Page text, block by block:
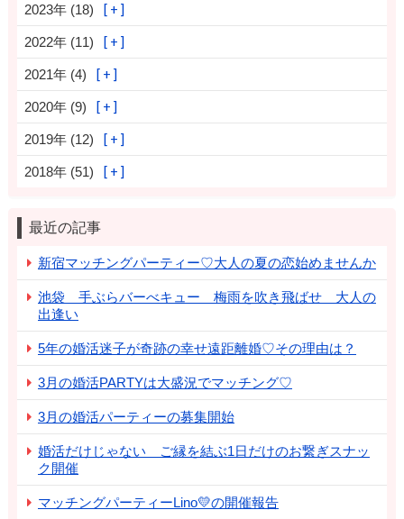
2023年 (18)
2022年 (11)
2021年 (4)
2020年 (9)
2019年 (12)
2018年 (51)
最近の記事
新宿マッチングパーティー♡大人の夏の恋始めませんか
池袋 手ぶらバーべキュー 梅雨を吹き飛ばせ 大人の
出逢い
5年の婚活迷子が奇跡の幸せ遠距離婚♡その理由は？
3月の婚活PARTYは大盛況でマッチング♡
3月の婚活パーティーの募集開始
婚活だけじゃない ご縁を結ぶ1日だけのお繋ぎスナッ
ク開催
マッチングパーティーLino💛の開催報告